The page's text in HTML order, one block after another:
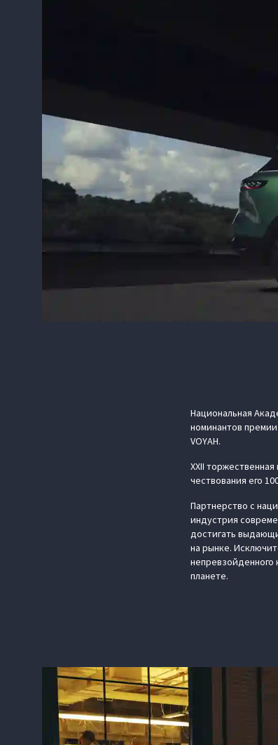
Национальная
номинантов
VOYAH.
XXII
чествования его
Партнерство с
индустрия
достигать
на рынке.
непревзойденного
планете.